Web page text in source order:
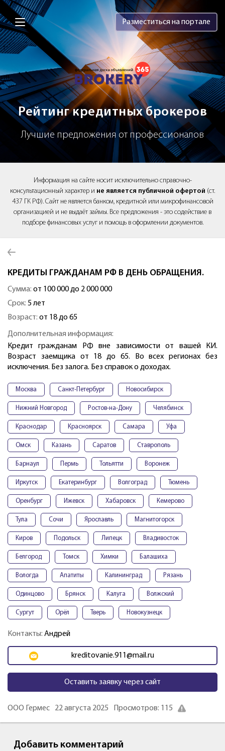
Brokery365 - Рейтинг кредитных
Разместиться на портале
Рейтинг кредитных брокеров
Лучшие предложения от профессионалов
Информация на сайте носит исключительно справочно-
консультационный характер и не является публичной офертой (ст.
437 ГК РФ). Сайт не является банком, кредитной или микрофинансовой
организацией и не выдаёт займы. Все предложения - это содействие в
подборе финансовых услуг и помощь в оформлении документов.
КРЕДИТЫ ГРАЖДАНАМ РФ В ДЕНЬ ОБРАЩЕНИЯ.
Сумма: от 100 000 до 2 000 000
Срок: 5 лет
Возраст: от 18 до 65
Дополнительная информация:
Кредит гражданам РФ вне зависимости от вашей КИ.
Возраст заемщика от 18 до 65. Во всех регионах без
исключения. Без залога. Без справок о доходах.
Москва Санкт-Петербург Новосибирск
Нижний Новгород Ростов-на-Дону Челябинск
Краснодар Красноярск Самара Уфа
Омск Казань Саратов Ставрополь
Барнаул Пермь Тольятти Воронеж
Иркутск Екатеринбург Волгоград Тюмень
Оренбург Ижевск Хабаровск Кемерово
Тула Сочи Ярославль Магнитогорск
Киров Подольск Липецк Владивосток
Белгород Томск Химки Балашиха
Вологда Апатиты Калининград Рязань
Одинцово Брянск Калуга Волжский
Сургут Орёл Тверь Новокузнецк
Контакты: Андрей
kreditovanie.911@mail.ru
Оставить заявку через сайт
ООО Гермес 22 августа 2025 Просмотров: 115
Добавить комментарий